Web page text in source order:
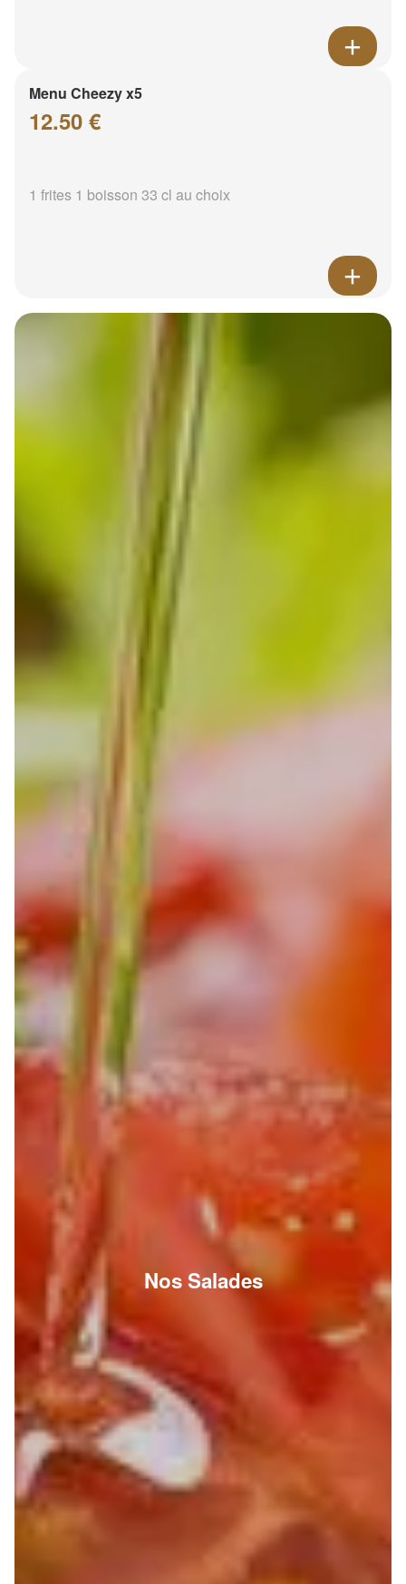
Menu Cheezy x5
12.50 €
1 frites 1 boisson 33 cl au choix
Nos Salades